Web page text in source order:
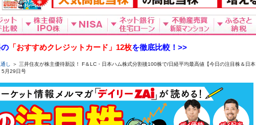
「おすすめクレジットカード」12枚を徹底比較！>>
し
＞ 三井住友が株主優待新設！ F＆LC・日本ハム株式分割後100株で/日経平均最高値【今日の注目株＆日本
5月29日号